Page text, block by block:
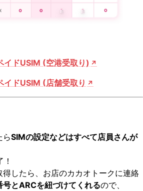
イドUSIM (空港受取り)
イドUSIM (店舗受取り
らSIMの設定などはすべて店員さんが
したら、お店のカカオトークに連絡
号とARCを紐づけてくれるので、